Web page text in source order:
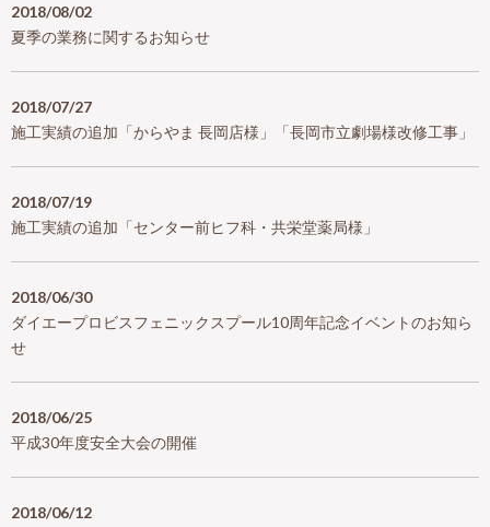
2018/08/02
夏季の業務に関するお知らせ
2018/07/27
施工実績の追加「からやま 長岡店様」「長岡市立劇場様改修工事」
2018/07/19
施工実績の追加「センター前ヒフ科・共栄堂薬局様」
2018/06/30
ダイエープロビスフェニックスプール10周年記念イベントのお知ら
せ
2018/06/25
平成30年度安全大会の開催
2018/06/12